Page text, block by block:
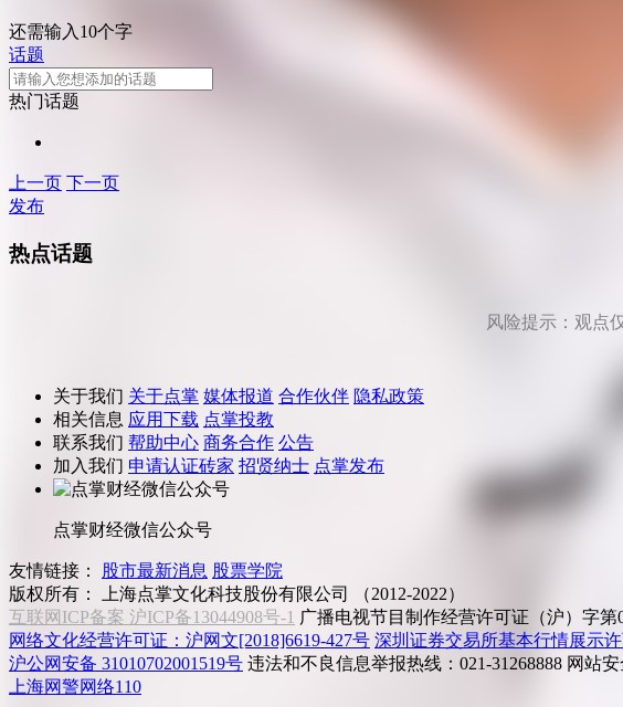
还需输入10个字
话题
热门话题
上一页 下一页
发布
热点话题
风险提示：观点
关于我们 关于点掌 媒体报道 合作伙伴 隐私政策
相关信息 应用下载 点掌投教
联系我们 帮助中心 商务合作 公告
加入我们 申请认证砖家 招贤纳士 点掌发布
点掌财经微信公众号
友情链接： 股市最新消息 股票学院
版权所有：
上海点掌文化科技股份有限公司 （2012-2022）
互联网ICP备案 沪ICP备13044908号-1 广播电视节目制作经营许可证（沪）字第
网络文化经营许可证：沪网文[2018]6619-427号 深圳证券交易所基本行情展示
沪公网安备 31010702001519号 违法和不良信息举报热线：021-31268888 网站安
上海网警网络110